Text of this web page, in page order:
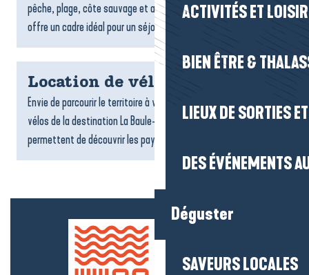
ACTIVITÉS ET
BIEN ÊTRE &
LIEUX DE SORTIES
DES ÉVÉNEMENTS
Déguster
SAVEURS LOCALES
pêche, plage, côte sauvage et ambiance maritime, la commune
offre un cadre idéal pour un séjour authentique face à...
Location de vélos
Envie de parcourir le territoire à votre rythme ? Les loueurs de
vélos de la destination La Baule-Presqu’île de Guérande vous
permettent de découvrir les paysages, les villages...